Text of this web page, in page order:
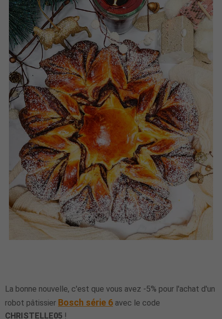
La bonne nouvelle, c'est que vous avez -5% pour l'achat d'un
robot pâtissier Bosch série 6 avec le code
CHRISTELLE05 !